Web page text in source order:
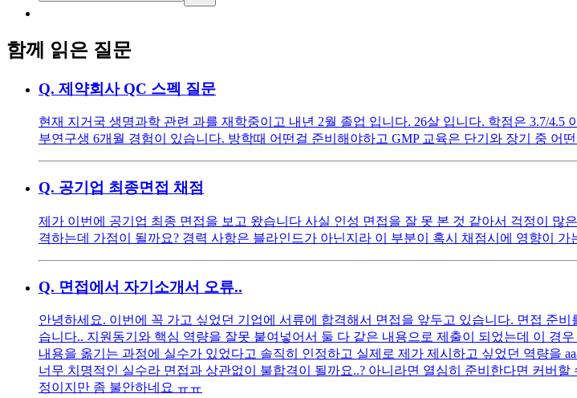
함께 읽은 질문
Q. 제약회사 QC 스펙 질문
현재 지거국 생명과학 관련 과를 재학중이고 내년 2월 졸업 입니다. 26살 입니다. 학점은 3.7/
부연구생 6개월 경험이 있습니다. 방학때 어떤걸 준비해야하고 GMP 교육은 단기와 장기 중 어
Q. 공기업 최종면접 채점
제가 이번에 공기업 최종 면접을 보고 왔습니다 사실 인성 면접을 잘 못 본 것 같아서 걱정이
격하는데 가점이 될까요? 경력 사항은 블라인드가 아닌지라 이 부분이 혹시 채점시에 영향이 가
Q. 면접에서 자기소개서 오류..
안녕하세요. 이번에 꼭 가고 싶었던 기업에 서류에 합격해서 면접을 앞두고 있습니다. 면접 준
습니다.. 지원동기와 핵심 역량을 잘못 붙여넣어서 둘 다 같은 내용으로 제출이 되었는데 이 경
내용을 옮기는 과정에 실수가 있었다고 솔직히 인정하고 실제로 제가 제시하고 싶었던 역량을
너무 치명적인 실수라 면접과 상관없이 불합격이 될까요..? 아니라면 열심히 준비한다면 커버
정이지만 좀 불안하네요 ㅠㅠ